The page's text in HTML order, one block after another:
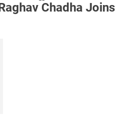
Chadha Joins